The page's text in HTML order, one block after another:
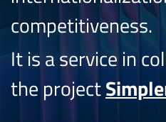
competitiveness.
It is a service in
the project